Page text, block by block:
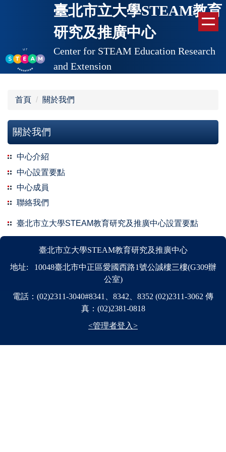
內
臺北市立大學STEAM教育
研究及推廣中心
Center for STEAM Education Research
and Extension
首頁 關於我們
關於我們
中心介紹
中心設置要點
中心成員
聯絡我們
臺北市立大學STEAM教育研究及推廣中心設置要點
臺北市立大學STEAM教育研究及推廣中心
地址: 10048臺北市中正區愛國西路1號公誠樓三樓(G309辦
公室)
電話：(02)2311-3040#8341、8342、8352 (02)2311-3062 傳
真：(02)2381-0818
<管理者登入>